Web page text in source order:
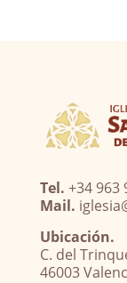
Tel. +34 963
Mail.
Ubicación.
C. del
46003